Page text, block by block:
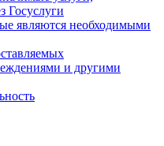
Госуслуги
являются необходимыми
и другими